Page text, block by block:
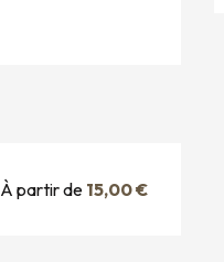
À partir de 15,00 €